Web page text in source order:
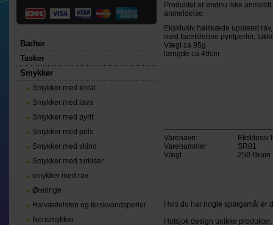
Bælter
Tasker
Smykker
Smykker med koral
Smykker med lava
Smykker med pyrit
Smykker med pels
Smykker med skind
Smykker med turkiser
smykker med rav.
Øreringe
Halvædelsten og ferskvandsperler
Ikonsmykker
Produktet er endnu ikke
anmeldelse.
Eksklusiv halskæde upoleret
med facetslebne pyritperler,
Vægt ca 95g
længde ca 49cm
Varenavn:
Eksklusiv
Varenummer
SR01
Vægt
250 Gram
Hvis du har nogle spørgsmål er
Hotsjok design unikke